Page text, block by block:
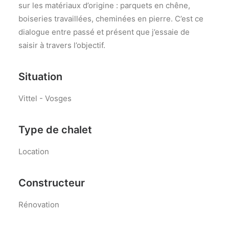
sur les matériaux d’origine : parquets en chêne,
boiseries travaillées, cheminées en pierre. C’est ce
dialogue entre passé et présent que j’essaie de
saisir à travers l’objectif.
Situation
Vittel - Vosges
Type de chalet
Location
Constructeur
Rénovation